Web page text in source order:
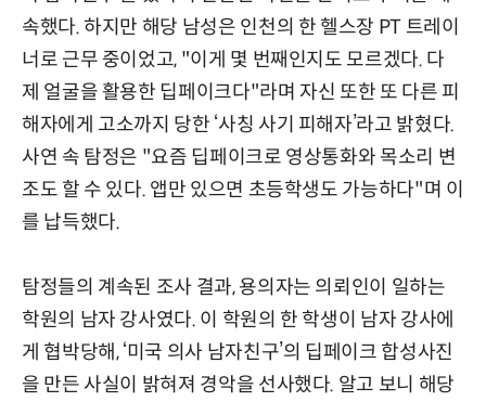
속했다. 하지만 해당 남성은 인천의 한 헬스장 PT 트레이
너로 근무 중이었고, "이게 몇 번째인지도 모르겠다. 다
제 얼굴을 활용한 딥페이크다"라며 자신 또한 또 다른 피
해자에게 고소까지 당한 ‘사칭 사기 피해자’라고 밝혔다.
사연 속 탐정은 "요즘 딥페이크로 영상통화와 목소리 변
조도 할 수 있다. 앱만 있으면 초등학생도 가능하다"며 이
를 납득했다.
탐정들의 계속된 조사 결과, 용의자는 의뢰인이 일하는
학원의 남자 강사였다. 이 학원의 한 학생이 남자 강사에
게 협박당해, ‘미국 의사 남자친구’의 딥페이크 합성사진
을 만든 사실이 밝혀져 경악을 선사했다. 알고 보니 해당